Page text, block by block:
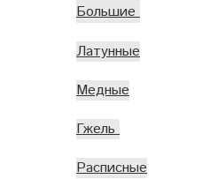
Большие
Латунные
Медные
Гжель
Расписные